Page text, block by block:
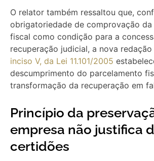
O relator também ressaltou que,
obrigatoriedade de comprovação
fiscal como condição para a
recuperação judicial, a nova redação
inciso V, da Lei 11.101/2005
descumprimento do parcelamento
transformação da recuperação em
Princípio da
empresa não justifica
certidões